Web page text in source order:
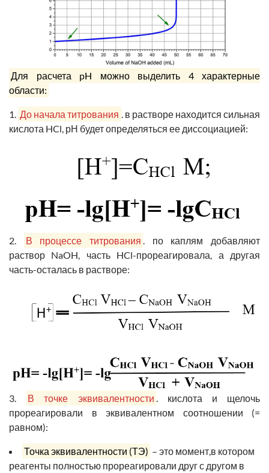
Для расчета pH можно выделить 4 характерные
области:
1. До начала титрования
. в растворе находится сильная
кислота HCl, рН будет определяться ее диссоциацией:
2. В процессе титрования
. по каплям добавляют
раствор NaOH, часть HCl-прореагировала, а другая
часть-осталась в растворе:
3. В точке эквивалентности
. кислота и щелочь
прореагировали в эквивалентном соотношении (=
равном):
Точка эквивалентности (ТЭ) –это момент,в котором
реагенты полностью прореагировали друг с другом в